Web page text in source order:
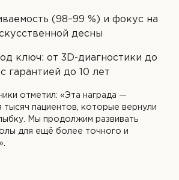
(98–99 %) и фокус на
десны
ключ: от 3D-диагностики до
гарантией до 10 лет
отметил: «Эта награда —
тысяч пациентов, которые вернули
Мы продолжим развивать
для ещё более точного и
ОТПРАВИТЬ
наобработку персональных
ОТПРАВИТЬ
наобработку персональных
на обработку персональных